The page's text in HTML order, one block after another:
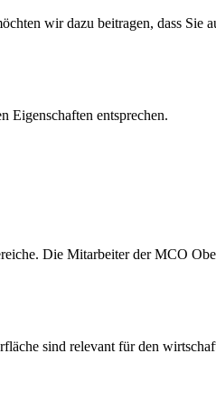
wir dazu beitragen, dass Sie
Eigenschaften entsprechen.
Die Mitarbeiter der MCO
sind relevant für den